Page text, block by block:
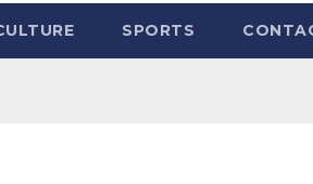
SPORTS